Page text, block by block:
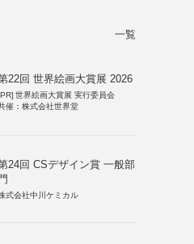
一覧
22回 世界絵画大賞展 2026
世界絵画大賞展 実行委員会
催：株式会社世界堂
24回 CSデザイン賞 一般部
式会社中川ケミカル